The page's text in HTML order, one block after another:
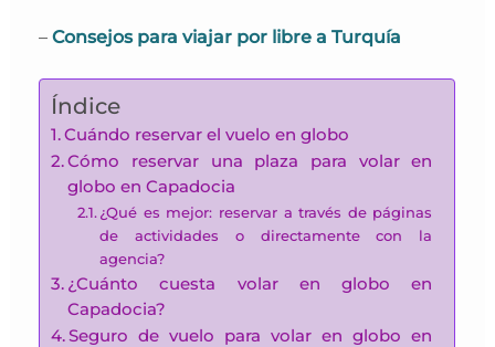
–Consejos para viajar por libre a Turquía
Índice
Cuándo reservar el vuelo en globo
Cómo reservar una plaza para volar en
globo en Capadocia
¿Qué es mejor: reservar a través de páginas
de actividades o directamente con la
agencia?
¿Cuánto cuesta volar en globo en
Capadocia?
Seguro de vuelo para volar en globo en